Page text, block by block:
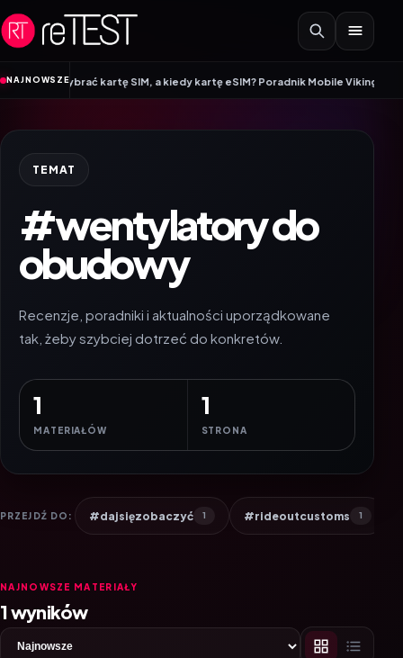
Przejdź do treści
NAJNOWSZE
wybrać kartę SIM, a kiedy kartę eSIM? Poradnik Mobile Vikings• Wracamy
TEMAT
#wentylatory do
obudowy
Recenzje, poradniki i aktualności uporządkowane
tak, żeby szybciej dotrzeć do konkretów.
1
MATERIAŁÓW
1
STRONA
PRZEJDŹ DO: #dajsięzobaczyć 1 #rideoutcustoms 1
NAJNOWSZE MATERIAŁY
1 wyników